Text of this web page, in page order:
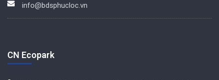
info@bdsphucloc.vn
CN Ecopark